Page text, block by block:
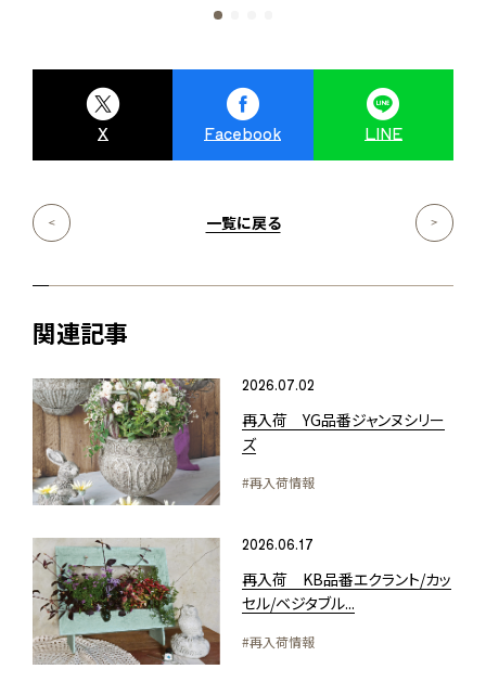
X Facebook LINE
一覧に戻る
関連記事
2026.07.02
再入荷 YG品番ジャンヌシリー
ズ
#再入荷情報
2026.06.17
再入荷 KB品番エクラント/カッ
セル/ベジタブル...
#再入荷情報